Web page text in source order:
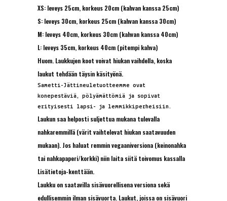
XS: leveys 25cm, korkeus 20cm (kahvan kanssa 25cm)
S: leveys 30cm, korkeus 25cm (kahvan kanssa 30cm)
M: leveys 40cm, korkeus 30cm (kahvan kanssa 40cm)
L: leveys 35cm, korkeus 40cm (pitempi kahva)
Huom. Laukkujen koot voivat hiukan vaihdella, koska
laukut tehdään täysin käsityönä.
Sametti-Jättineuletuotteemme ovat
konepestäviä, pölyämättömiä ja sopivat
erityisesti lapsi- ja lemmikkiperheisiin.
Laukun saa helposti suljettua mukana tulevalla
nahkaremmillä (värit vaihtelevat hiukan saatavuuden
mukaan). Jos haluat remmin vegaaniversiona (keinonahka
tai nahkapaperi/korkki) niin laita siitä toivomus kassalla
Lisätietoja-kenttään.
Laukku on saatavilla sisävuorellisena versiona sekä
edullisemmin ilman sisävuorta. Laukut, joissa on sisävuori